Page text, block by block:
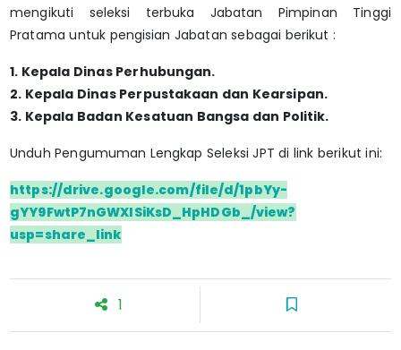
mengikuti seleksi terbuka Jabatan Pimpinan Tinggi
Pratama untuk pengisian Jabatan sebagai berikut :
1. Kepala Dinas Perhubungan.
2. Kepala Dinas Perpustakaan dan Kearsipan.
3. Kepala Badan Kesatuan Bangsa dan Politik.
Unduh Pengumuman Lengkap Seleksi JPT di link berikut ini:
https://drive.google.com/file/d/1pbYy-
gYY9FwtP7nGWXISiKsD_HpHDGb_/view?
usp=share_link
1